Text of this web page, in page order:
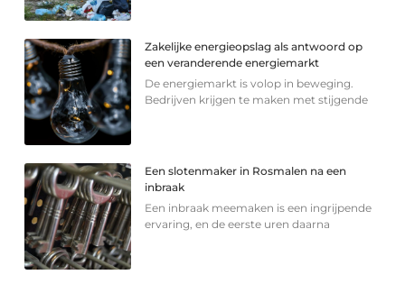
Zakelijke energieopslag als antwoord op
een veranderende energiemarkt
De energiemarkt is volop in beweging.
Bedrijven krijgen te maken met stijgende
Een slotenmaker in Rosmalen na een
inbraak
Een inbraak meemaken is een ingrijpende
ervaring, en de eerste uren daarna